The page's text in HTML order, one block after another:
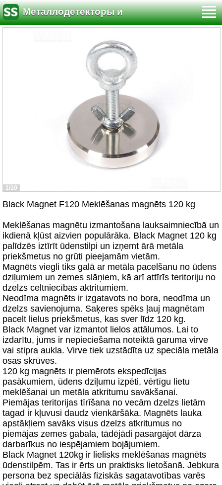
Металлодетекторы и
кладоискательство
1/10
Black Magnet F120 Meklēšanas magnēts 120 kg
Meklēšanas magnētu izmantošana lauksaimniecībā un
ikdienā kļūst aizvien populārāka. Black Magnet 120 kg
palīdzēs iztīrīt ūdenstilpi un izņemt ārā metāla
priekšmetus no grūti pieejamām vietām.
Magnēts viegli tiks galā ar metāla pacelšanu no ūdens
dziļumiem un zemes slāņiem, kā arī attīrīs teritoriju no
dzelzs celtniecības aktritumiem.
Neodīma magnēts ir izgatavots no bora, neodīma un
dzelzs savienojuma. Saķeres spēks ļauj magnētam
pacelt lielus priekšmetus, kas sver līdz 120 kg.
Black Magnet var izmantot lielos attālumos. Lai to
izdarītu, jums ir nepieciešama noteiktā garuma virve
vai stipra aukla. Virve tiek uzstādīta uz speciāla metāla
osas skrūves.
120 kg magnēts ir piemērots ekspedīcijas
pasākumiem, ūdens dziļumu izpēti, vērtīgu lietu
meklēšanai un metāla atkritumu savākšanai.
Piemājas teritorijas tīrīšana no vecām dzelzs lietām
tagad ir kļuvusi daudz vienkāršāka. Magnēts lauka
apstākļiem savāks visus dzelzs atkritumus no
piemājas zemes gabala, tādējādi pasargājot dārza
darbarīkus no iespējamiem bojājumiem.
Black Magnet 120kg ir lielisks meklēšanas magnēts
ūdenstilpēm. Tas ir ērts un praktisks lietošanā. Jebkura
persona bez speciālās fiziskās sagatavotības varēs